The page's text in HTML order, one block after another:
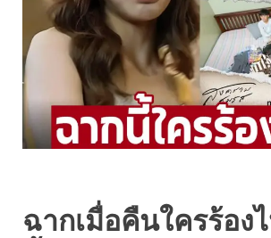
ฉากเมื่อคืนใครร้อง